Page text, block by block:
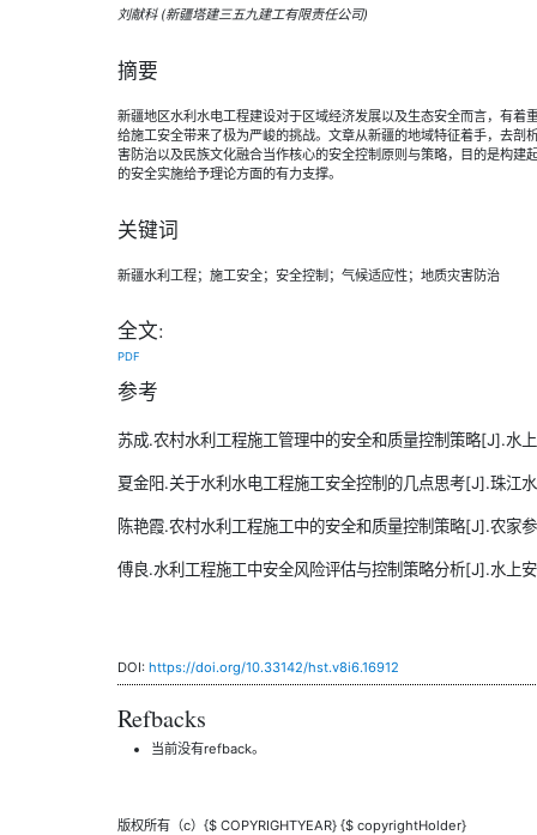
刘献科 (新疆塔建三五九建工有限责任公司)
摘要
新疆地区水利水电工程建设对于区域经济发展以及生态安全而言，有着
给施工安全带来了极为严峻的挑战。文章从新疆的地域特征着手，去剖
害防治以及民族文化融合当作核心的安全控制原则与策略，目的是构建
的安全实施给予理论方面的有力支撑。
关键词
新疆水利工程；施工安全；安全控制；气候适应性；地质灾害防治
全文:
PDF
参考
苏成.农村水利工程施工管理中的安全和质量控制策略[J].水
夏金阳.关于水利水电工程施工安全控制的几点思考[J].珠江
陈艳霞.农村水利工程施工中的安全和质量控制策略[J].农
傅良.水利工程施工中安全风险评估与控制策略分析[J].水上
DOI: https://doi.org/10.33142/hst.v8i6.16912
Refbacks
当前没有refback。
版权所有（c）{$ COPYRIGHTYEAR} {$ copyrightHolder}